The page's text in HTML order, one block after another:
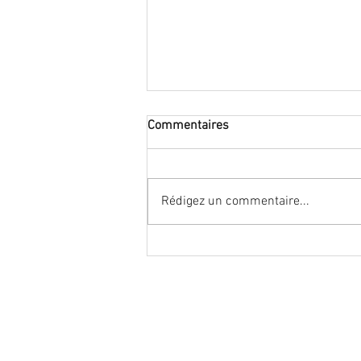
Commentaires
Rédigez un commentaire...